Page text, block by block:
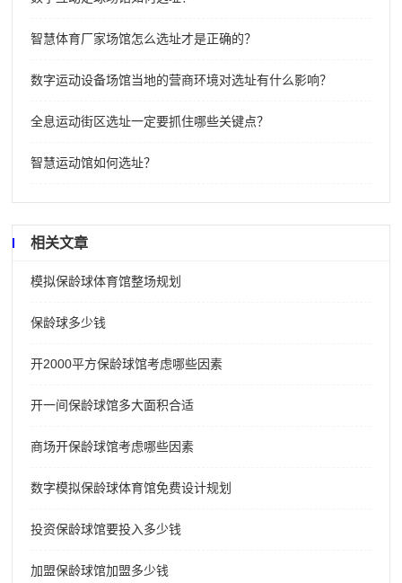
智慧体育厂家场馆怎么选址才是正确的？
数字运动设备场馆当地的营商环境对选址有什么影响？
全息运动街区选址一定要抓住哪些关键点？
智慧运动馆如何选址？
相关文章
模拟保龄球体育馆整场规划
保龄球多少钱
开2000平方保龄球馆考虑哪些因素
开一间保龄球馆多大面积合适
商场开保龄球馆考虑哪些因素
数字模拟保龄球体育馆免费设计规划
投资保龄球馆要投入多少钱
加盟保龄球馆加盟多少钱